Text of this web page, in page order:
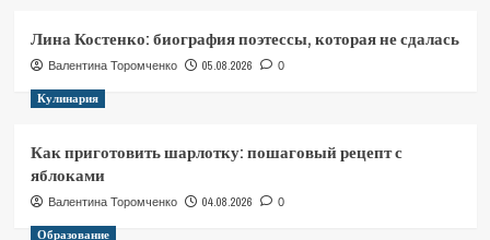
Лина Костенко: биография поэтессы, которая не сдалась
Валентина Торомченко 05.08.2026 0
Кулинария
Как приготовить шарлотку: пошаговый рецепт с
яблоками
Валентина Торомченко 04.08.2026 0
Образование